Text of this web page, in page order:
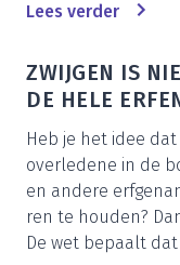
Lees ver­der
ZWIJ­GEN IS
DE HELE
Heb je het idee
over­le­de­ne in de
en ande­re
ren te hou­den?
De wet bepaalt